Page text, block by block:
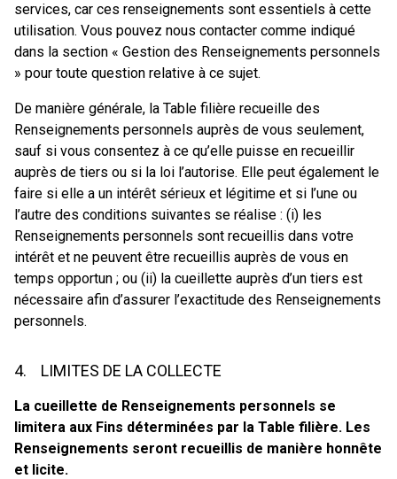
services, car ces renseignements sont essentiels à cette
utilisation. Vous pouvez nous contacter comme indiqué
dans la section « Gestion des Renseignements personnels
» pour toute question relative à ce sujet.
De manière générale, la Table filière recueille des
Renseignements personnels auprès de vous seulement,
sauf si vous consentez à ce qu’elle puisse en recueillir
auprès de tiers ou si la loi l’autorise. Elle peut également le
faire si elle a un intérêt sérieux et légitime et si l’une ou
l’autre des conditions suivantes se réalise : (i) les
Renseignements personnels sont recueillis dans votre
intérêt et ne peuvent être recueillis auprès de vous en
temps opportun ; ou (ii) la cueillette auprès d’un tiers est
nécessaire afin d’assurer l’exactitude des Renseignements
personnels.
4. LIMITES DE LA COLLECTE
La cueillette de Renseignements personnels se
limitera aux Fins déterminées par la Table filière. Les
Renseignements seront recueillis de manière honnête
et licite.